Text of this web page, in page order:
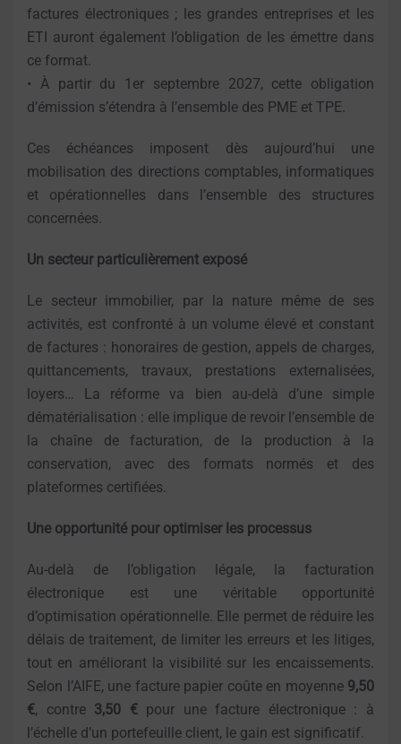
factures électroniques ; les grandes entreprises et les
ETI auront également l’obligation de les émettre dans
ce format.
• À partir du 1er septembre 2027, cette obligation
d’émission s’étendra à l’ensemble des PME et TPE.
Ces échéances imposent dès aujourd’hui une
mobilisation des directions comptables, informatiques
et opérationnelles dans l’ensemble des structures
concernées.
Un secteur particulièrement exposé
Le secteur immobilier, par la nature même de ses
activités, est confronté à un volume élevé et constant
de factures : honoraires de gestion, appels de charges,
quittancements, travaux, prestations externalisées,
loyers… La réforme va bien au-delà d’une simple
dématérialisation : elle implique de revoir l’ensemble de
la chaîne de facturation, de la production à la
conservation, avec des formats normés et des
plateformes certifiées.
Une opportunité pour optimiser les processus
Au-delà de l’obligation légale, la facturation
électronique est une véritable opportunité
d’optimisation opérationnelle. Elle permet de réduire les
délais de traitement, de limiter les erreurs et les litiges,
tout en améliorant la visibilité sur les encaissements.
Selon l’AIFE, une facture papier coûte en moyenne 9,50
€, contre 3,50 €pour une facture électronique : à
l’échelle d’un portefeuille client, le gain est significatif.